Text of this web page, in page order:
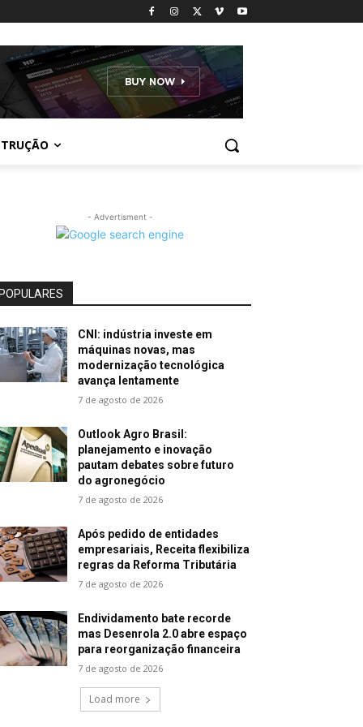
- Advertisment -
POPULARES
CNI: indústria investe em
máquinas novas, mas
modernização tecnológica
avança lentamente
7 de agosto de 2026
Outlook Agro Brasil:
planejamento e inovação
pautam debates sobre futuro
do agronegócio
7 de agosto de 2026
Após pedido de entidades
empresariais, Receita flexibiliza
regras da Reforma Tributária
7 de agosto de 2026
Endividamento bate recorde
mas Desenrola 2.0 abre espaço
para reorganização financeira
7 de agosto de 2026
Load more